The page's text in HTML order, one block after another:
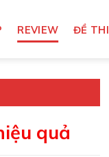
REVIEW ĐỀ THI
quả